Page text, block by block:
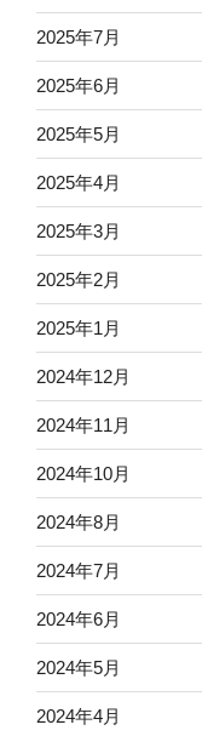
2025年7月
2025年6月
2025年5月
2025年4月
2025年3月
2025年2月
2025年1月
2024年12月
2024年11月
2024年10月
2024年8月
2024年7月
2024年6月
2024年5月
2024年4月